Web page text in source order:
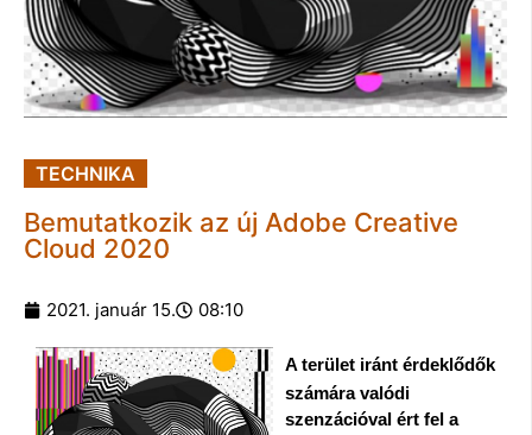
TECHNIKA
Bemutatkozik az új Adobe Creative
Cloud 2020
2021. január 15. 08:10
A terület iránt érdeklődők
számára valódi
szenzációval ért fel a